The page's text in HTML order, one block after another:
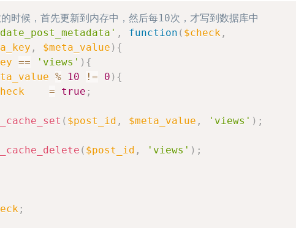
时候，首先更新到内存中，然后每10次，才写到数据库中
, function ( $check ,
, $meta_value ) {
== 'views' ) {
% 10 != 0 ) {
= true ;
( $post_id , $meta_value , 'views' ) ;
( $post_id , 'views' ) ;
;